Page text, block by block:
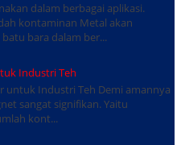
dalam berbagai aplikasi.
kontaminan Metal akan
bara dalam ber...
Industri Teh
untuk Industri Teh Demi amannya
sangat signifikan. Yaitu
kont...